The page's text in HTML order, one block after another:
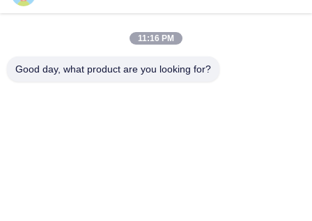
11:16 PM
Good day, what product are you looking for?